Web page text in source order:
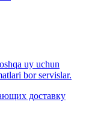
uy uchun
bor servislar.
доставку